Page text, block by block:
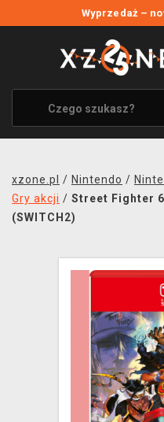
Wyprzedaż –
WYPRZEDAŻ
WSZYSTKIE MARKI
XZONE ORIGINALS
UBRANIA I AKCESORIA
SOUNDTRACKI
TRANSPORT
XZONE KLUB
xzone.pl / Nintendo /
Gry akcji / Street Fighter
(SWITCH2)